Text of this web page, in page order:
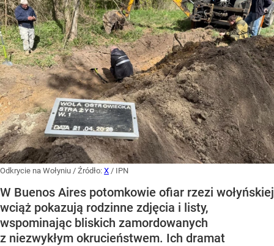
Odkrycie na Wołyniu / Źródło: X / IPN
W Buenos Aires potomkowie ofiar rzezi wołyńskiej
wciąż pokazują rodzinne zdjęcia i listy,
wspominając bliskich zamordowanych
z niezwykłym okrucieństwem. Ich dramat